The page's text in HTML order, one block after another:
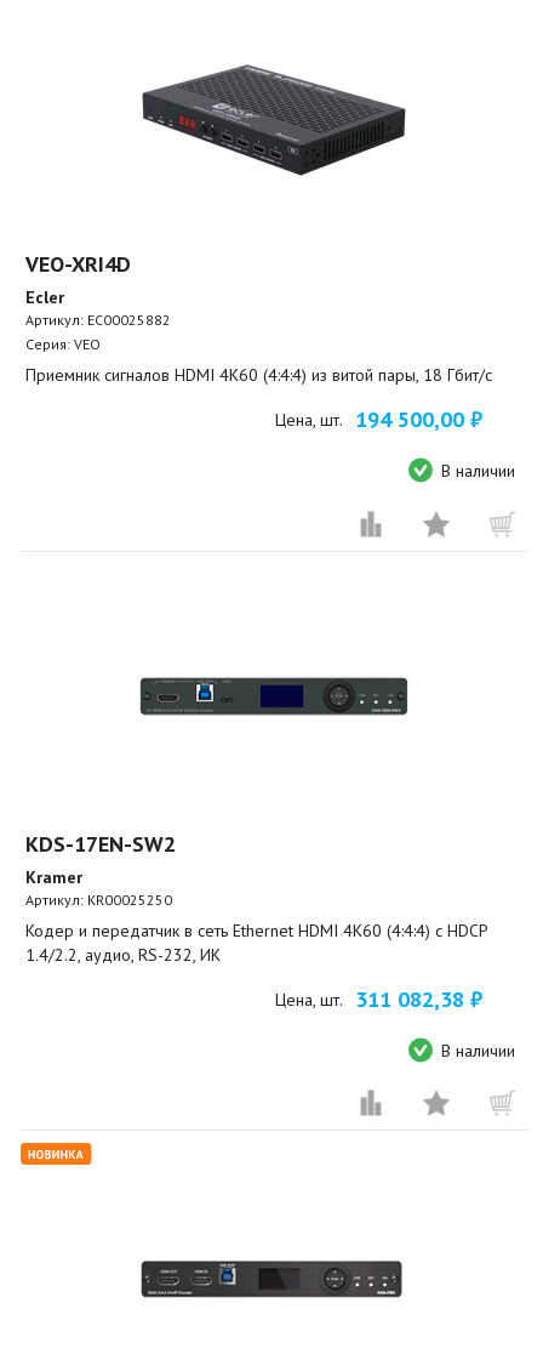
VEO-XRI4D
Ecler
Артикул: EC00025882
Серия: VEO
Приемник сигналов HDMI 4K60 (4:4:4) из витой пары, 18 Гбит/с
Цена, шт. 194 500,00 ₽
В наличии
KDS-17EN-SW2
Kramer
Артикул: KR00025250
Кодер и передатчик в сеть Ethernet HDMI 4K60 (4:4:4) с HDCP
1.4/2.2, аудио, RS-232, ИК
Цена, шт. 311 082,38 ₽
В наличии